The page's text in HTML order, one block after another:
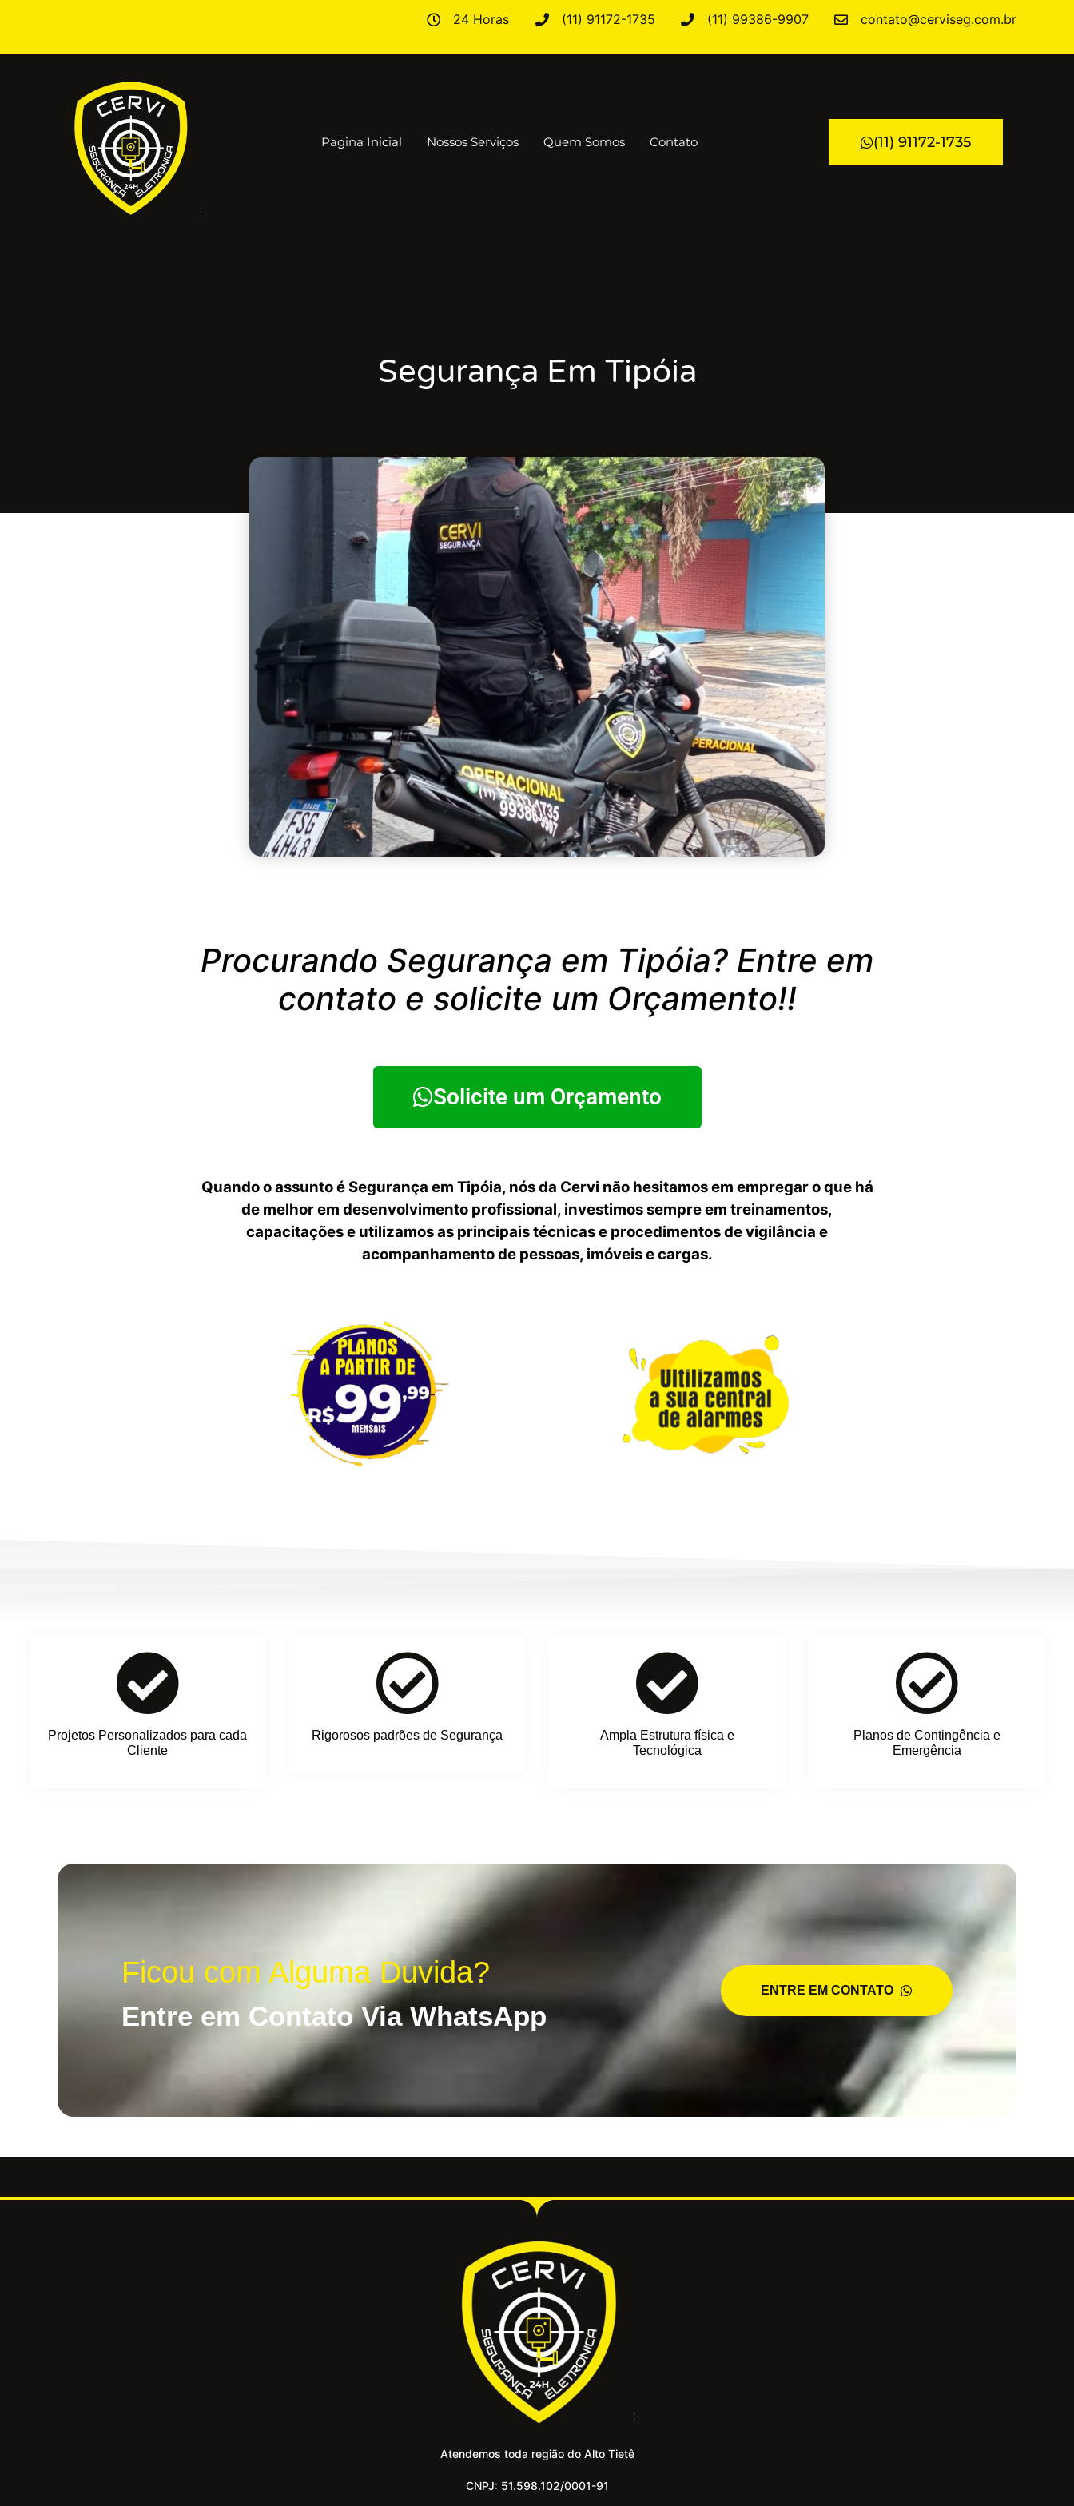
24 Horas (11) 91172-1735 (11) 99386-9907 contato@cerviseg.com.br
Pagina Inicial Nossos Serviços Quem Somos Contato (11) 91172-1735
Segurança Em Tipóia
Procurando Segurança em Tipóia? Entre em
contato e solicite um Orçamento!!
Solicite um Orçamento
Quando o assunto é Segurança em Tipóia, nós da Cervi não hesitamos em empregar o que há
de melhor em desenvolvimento profissional, investimos sempre em treinamentos,
capacitações e utilizamos as principais técnicas e procedimentos de vigilância e
acompanhamento de pessoas, imóveis e cargas.
Projetos Personalizados para cada
Cliente
Rigorosos padrões de Segurança
Ampla Estrutura física e
Tecnológica
Planos de Contingência e
Emergência
Ficou com Alguma Duvida?
Entre em Contato Via WhatsApp
ENTRE EM CONTATO
Atendemos toda região do Alto Tietê
CNPJ: 51.598.102/0001-91